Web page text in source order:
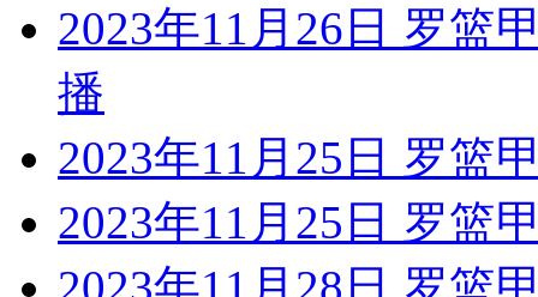
2023年11月26日 罗篮
播
2023年11月25日 罗篮
2023年11月25日 罗篮
2023年11月28日 罗篮